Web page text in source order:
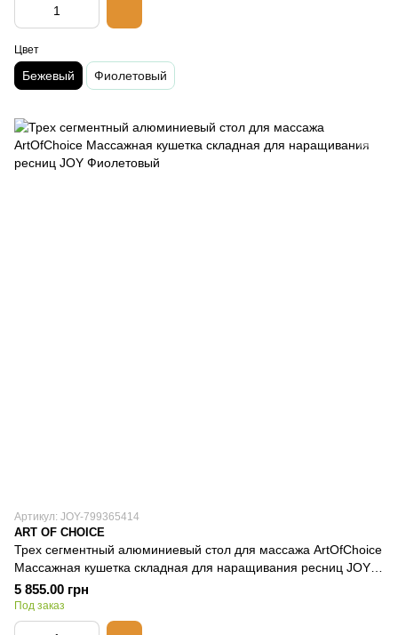
Цвет
Бежевый Фиолетовый
Артикул: JOY-799365414
ART OF CHOICE
Трех сегментный алюминиевый стол для массажа ArtOfChoice
Массажная кушетка складная для наращивания ресниц JOY
Фиолетовый
5 855.00 грн
Под заказ